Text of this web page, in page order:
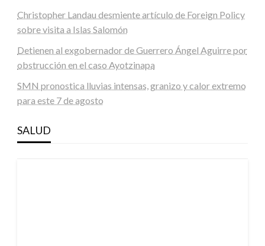
Christopher Landau desmiente artículo de Foreign Policy
sobre visita a Islas Salomón
Detienen al exgobernador de Guerrero Ángel Aguirre por
obstrucción en el caso Ayotzinapa
SMN pronostica lluvias intensas, granizo y calor extremo
para este 7 de agosto
SALUD